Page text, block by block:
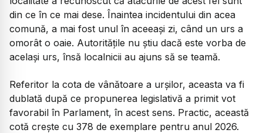
din ce în ce mai dese. Înaintea incidentului din acea
comună, a mai fost unul în aceeași zi, când un urs a
omorât o oaie. Autoritățile nu știu dacă este vorba de
același urs, însă localnicii au ajuns să se teamă.
Referitor la cota de vânătoare a urșilor, aceasta va fi
dublată după ce propunerea legislativă a primit vot
favorabil în Parlament, în acest sens. Practic, această
cotă crește cu 378 de exemplare pentru anul 2026.